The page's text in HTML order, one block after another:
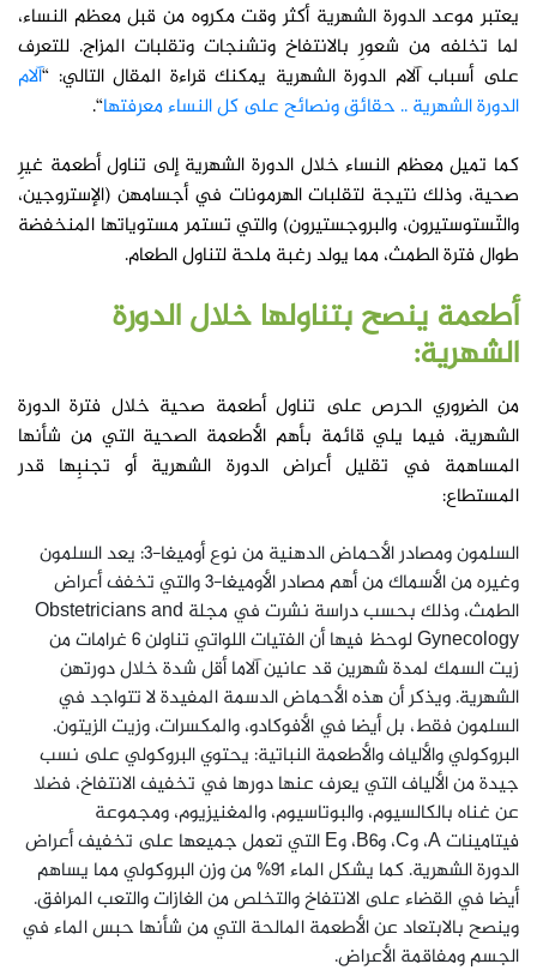
يعتبر موعد الدورة الشهرية أكثر وقت مكروه من قبل معظم النساء،
لما تخلفه من شعورِ بالانتفاخ وتشنجات وتقلبات المزاج. للتعرف
على أسباب آلام الدورة الشهرية يمكنك قراءة المقال التالي: “آلام
الدورة الشهرية .. حقائق ونصائح على كل النساء معرفتها“.
كما تميل معظم النساء خلال الدورة الشهرية إلى تناول أطعمة غيرِ
صحية، وذلك نتيجة لتقلبات الهرمونات في أجسامهن (الإستروجين،
والتّستوستيرون، والبروجستيرون) والتي تستمر مستوياتها المنخفضة
طوال فترة الطمث، مما يولد رغبة ملحة لتناول الطعام.
أطعمة ينصح بتناولها خلال الدورة
الشهرية:
من الضروري الحرص على تناول أطعمة صحية خلال فترة الدورة
الشهرية، فيما يلي قائمة بأهم الأطعمة الصحية التي من شأنها
المساهمة في تقليل أعراض الدورة الشهرية أو تجنبِها قدر
المستطاع:
السلمون ومصادر الأحماض الدهنية من نوع أوميغا-3: يعد السلمون
وغيره من الأسماك من أهم مصادر الأوميغا-3 والتي تخفف أعراض
الطمث، وذلك بحسب دراسة نشرت في مجلة Obstetricians and
Gynecology لوحظ فيها أن الفتيات اللواتي تناولن 6 غرامات من
زيت السمك لمدة شهرين قد عانين آلاما أقل شدة خلال دورتهن
الشهرية. ويذكر أن هذه الأحماض الدسمة المفيدة لا تتواجد في
السلمون فقط، بل أيضا في الأفوكادو، والمكسرات، وزيت الزيتون.
البروكولي والألياف والأطعمة النباتية: يحتوي البروكولي على نسب
جيدة من الألياف التي يعرف عنها دورها في تخفيف الانتفاخ، فضلا
عن غناه بالكالسيوم، والبوتاسيوم، والمغنيزيوم، ومجموعة
فيتامينات A، وC، وB6، وE التي تعمل جميعها على تخفيف أعراض
الدورة الشهرية. كما يشكل الماء 91% من وزن البروكولي مما يساهم
أيضا في القضاء على الانتفاخ والتخلص من الغازات والتعب المرافق.
وينصح بالابتعاد عن الأطعمة المالحة التي من شأنها حبس الماء في
الجسم ومفاقمة الأعراض.